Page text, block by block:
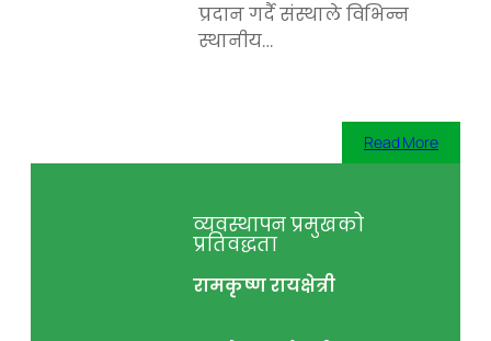
प्रदान गर्दै संस्थाले विभिन्न
स्थानीय…
Read More
व्यवस्थापन प्रमुखको
प्रतिवद्धता
रामकृष्ण रायक्षेत्री